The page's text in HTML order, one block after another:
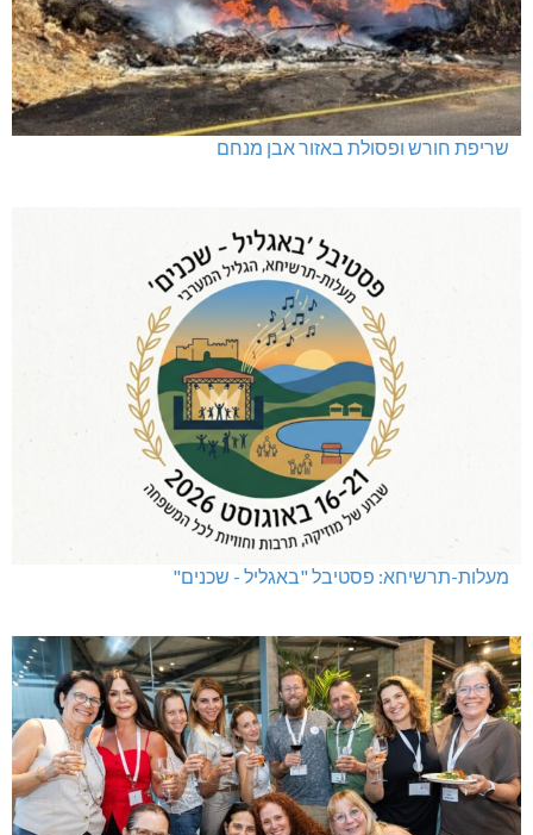
שריפת חורש ופסולת באזור אבן מנחם
מעלות-תרשיחא: פסטיבל "באגליל - שכנים"